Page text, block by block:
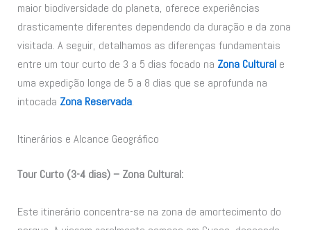
maior biodiversidade do planeta, oferece experiências
drasticamente diferentes dependendo da duração e da zona
visitada. A seguir, detalhamos as diferenças fundamentais
entre um tour curto de 3 a 5 dias focado na Zona Cultural e
uma expedição longa de 5 a 8 dias que se aprofunda na
intocada Zona Reservada.
Itinerários e Alcance Geográfico
Tour Curto (3-4 dias) – Zona Cultural:
Este itinerário concentra-se na zona de amortecimento do